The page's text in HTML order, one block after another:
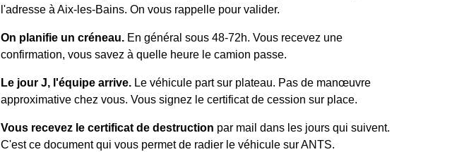
l'adresse à Aix-les-Bains. On vous rappelle pour valider.
On planifie un créneau. En général sous 48-72h. Vous recevez une
confirmation, vous savez à quelle heure le camion passe.
Le jour J, l'équipe arrive. Le véhicule part sur plateau. Pas de manœuvre
approximative chez vous. Vous signez le certificat de cession sur place.
Vous recevez le certificat de destruction par mail dans les jours qui suivent.
C'est ce document qui vous permet de radier le véhicule sur ANTS.